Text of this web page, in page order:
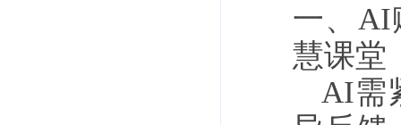
一、AI
慧课堂
AI需